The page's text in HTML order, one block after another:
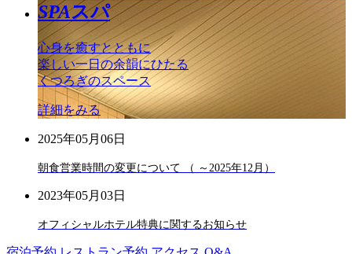
SPAスパ
心身を癒すとともに
楽しい一日の余韻にひたる
くつろぎのスペース
詳細をみる
2025年05月06日
朝食営業時間の変更について （ ～2025年12月）
2023年05月03日
オフィシャルホテル特典に関するお知らせ